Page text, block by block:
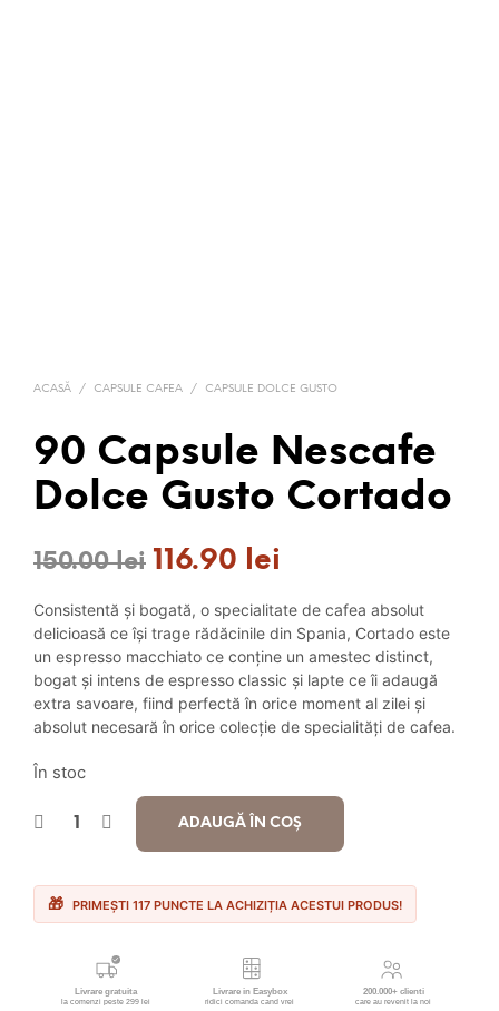
ACASĂ / CAPSULE CAFEA / CAPSULE DOLCE GUSTO
90 Capsule Nescafe
Dolce Gusto Cortado
150.00lei Prețul
a
fost:
150.00 lei.
116.90 lei
este:
116.90 lei.
Consistentă și bogată, o specialitate de cafea absolut
delicioasă ce își trage rădăcinile din Spania, Cortado este
un espresso macchiato ce conține un amestec distinct,
bogat și intens de espresso classic și lapte ce îi adaugă
extra savoare, fiind perfectă în orice moment al zilei și
absolut necesară în orice colecție de specialități de cafea.
În stoc
ADAUGĂ ÎN COȘ
PRIMEȘTI 117 PUNCTE LA ACHIZIȚIA ACESTUI PRODUS!